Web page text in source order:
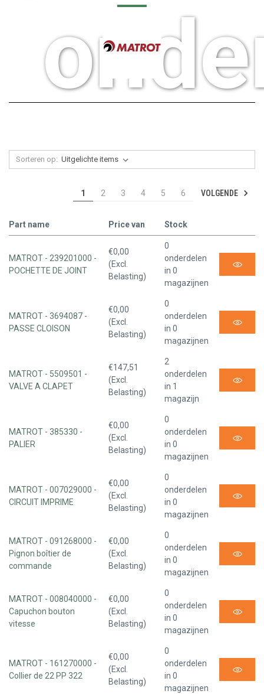
Sorteren op:
1 2 3 4 5 6 VOLGENDE
Part name Price van Stock
MATROT - 239201000 -
POCHETTE DE JOINT
€0,00
(Excl.
Belasting)
0
onderdelen
in 0
magazijnen
MATROT - 3694087 -
PASSE CLOISON
€0,00
(Excl.
Belasting)
0
onderdelen
in 0
magazijnen
MATROT - 5509501 -
VALVE A CLAPET
€147,51
(Excl.
Belasting)
2
onderdelen
in 1
magazijn
MATROT - 385330 -
PALIER
€0,00
(Excl.
Belasting)
0
onderdelen
in 0
magazijnen
MATROT - 007029000 -
CIRCUIT IMPRIME
€0,00
(Excl.
Belasting)
0
onderdelen
in 0
magazijnen
MATROT - 091268000 -
Pignon boîtier de
commande
€0,00
(Excl.
Belasting)
0
onderdelen
in 0
magazijnen
MATROT - 008040000 -
Capuchon bouton
vitesse
€0,00
(Excl.
Belasting)
0
onderdelen
in 0
magazijnen
MATROT - 161270000 -
Collier de 22 PP 322
€0,00
(Excl.
Belasting)
0
onderdelen
in 0
magazijnen